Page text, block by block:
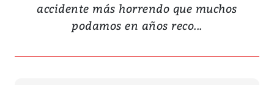
accidente más horrendo que muchos
podamos en años reco...